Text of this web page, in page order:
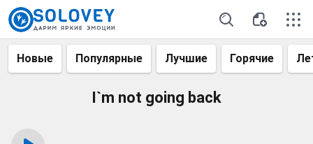
Новые Популярные Лучшие Горячие
I`m not going back